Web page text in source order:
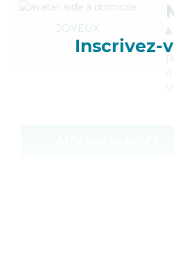
Inscrivez-
JOYEUX